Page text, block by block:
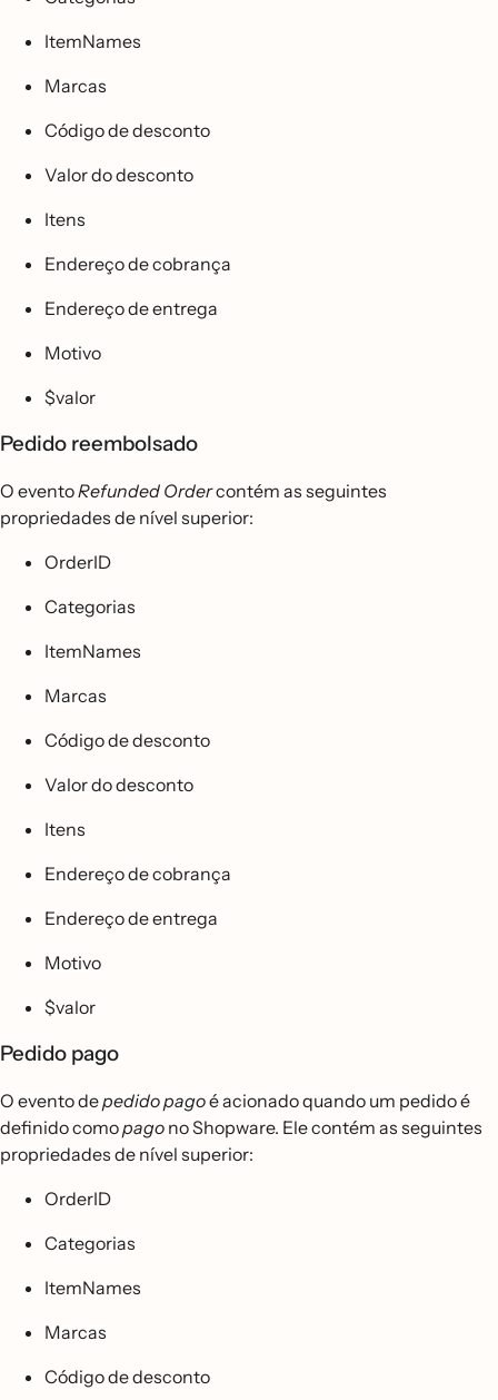
ItemNames
Marcas
Código de desconto
Valor do desconto
Itens
Endereço de cobrança
Endereço de entrega
Motivo
$valor
Pedido reembolsado
O eventoRefunded Ordercontém as seguintes
propriedades de nível superior:
OrderID
Categorias
ItemNames
Marcas
Código de desconto
Valor do desconto
Itens
Endereço de cobrança
Endereço de entrega
Motivo
$valor
Pedido pago
O evento depedido pagoé acionado quando um pedido é
definido comopago no Shopware. Ele contém as seguintes
propriedades de nível superior:
OrderID
Categorias
ItemNames
Marcas
Código de desconto